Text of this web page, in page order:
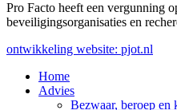
Pro Facto heeft een vergunning
beveiligingsorganisaties en
ontwikkeling website: pjot.nl
Home
Advies
Bezwaar, beroep en